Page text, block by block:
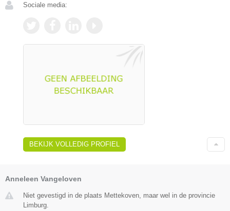
Sociale media:
BEKIJK VOLLEDIG PROFIEL
Anneleen Vangeloven
Niet gevestigd in de plaats Mettekoven, maar wel in de provincie
Limburg.